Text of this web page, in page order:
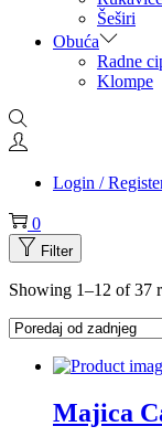
Šeširi
Obuća
Radne
Klompe
Login /
0
Filter
Showing 1–12 of 37
Majica